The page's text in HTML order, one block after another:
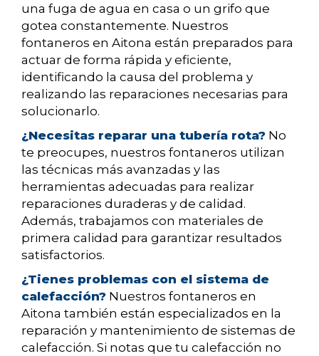
una fuga de agua en casa o un grifo que
gotea constantemente. Nuestros
fontaneros en Aitona están preparados para
actuar de forma rápida y eficiente,
identificando la causa del problema y
realizando las reparaciones necesarias para
solucionarlo.
¿Necesitas reparar una tubería rota? No
te preocupes, nuestros fontaneros utilizan
las técnicas más avanzadas y las
herramientas adecuadas para realizar
reparaciones duraderas y de calidad.
Además, trabajamos con materiales de
primera calidad para garantizar resultados
satisfactorios.
¿Tienes problemas con el sistema de
calefacción? Nuestros fontaneros en
Aitona también están especializados en la
reparación y mantenimiento de sistemas de
calefacción. Si notas que tu calefacción no